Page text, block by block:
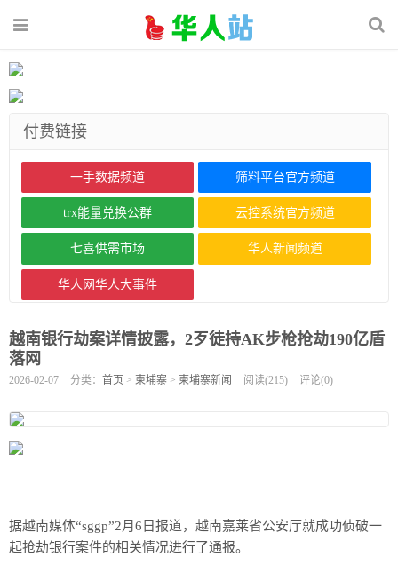
付费链接
一手数据频道 筛料平台官方频道
trx能量兑换公群 云控系统官方频道
七喜供需市场 华人新闻频道
华人网华人大事件
越南银行劫案详情披露，2歹徒持AK步枪抢劫190亿盾
落网
2026-02-07 分类： 首页 > 柬埔寨 > 柬埔寨新闻 阅读(215) 评论(0)
据越南媒体“sggp”2月6日报道，越南嘉莱省公安厅就成功侦破一
起抢劫银行案件的相关情况进行了通报。